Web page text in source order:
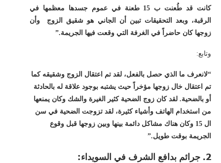
كانت قد طُعنت ب 15 طعنة في عموم جسدها معظمها في
الرقبة، وبعد التحقيقات تبين أن الجاني هو شقيق الزوج وأن
زوجها كان حاضراً في الغرفة التي وقعت فيها الجريمة.”
وتابع:
“لانعرف ما الذي حصل بالفعل، لقد تم اعتقال الزوج وشقيقه كما
تم اعتقال خال زوجها مؤخراً حيث يشتبه بوجود علاقة له بالحادثة
أو بالضحية. لقد كان زوج الضحية كثير الغيرة والشك وكان يمنعها
من استخدام الهاتف وأشياء كثيرة، لقد تزوجت الضحية في سن
ال 15 وكان هناك مشاكل دائمة بينها وبين زوجها قبل وقوع
الجريمة بوقت طويل.”
2. جرائم بدافع الشرف في السويداء: